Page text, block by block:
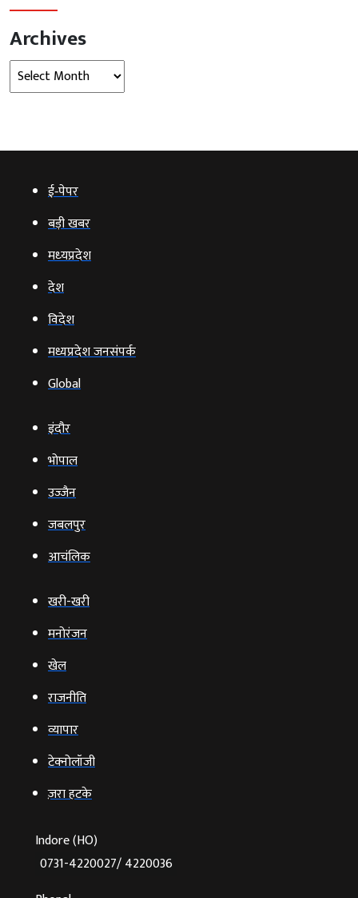
Archives
Archives
ई‑पेपर
बड़ी खबर
मध्‍यप्रदेश
देश
विदेश
मध्यप्रदेश जनसंपर्क
Global
इंदौर
भोपाल
उज्‍जैन
जबलपुर
आचंलिक
खरी-खरी
मनोरंजन
खेल
राजनीति
व्‍यापार
टेक्‍नोलॉजी
ज़रा हटके
Indore (HO)
0731-4220027/ 4220036